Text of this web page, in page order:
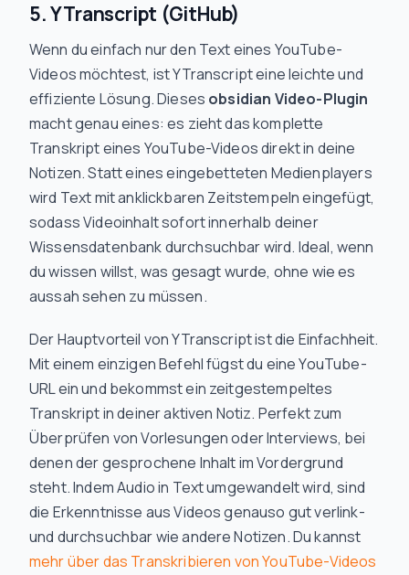
5. YTranscript (GitHub)
Wenn du einfach nur den Text eines YouTube-
Videos möchtest, ist YTranscript eine leichte und
effiziente Lösung. Dieses obsidian Video-Plugin
macht genau eines: es zieht das komplette
Transkript eines YouTube-Videos direkt in deine
Notizen. Statt eines eingebetteten Medienplayers
wird Text mit anklickbaren Zeitstempeln eingefügt,
sodass Videoinhalt sofort innerhalb deiner
Wissensdatenbank durchsuchbar wird. Ideal, wenn
du wissen willst, was gesagt wurde, ohne wie es
aussahsehen zu müssen.
Der Hauptvorteil von YTranscript ist die Einfachheit.
Mit einem einzigen Befehl fügst du eine YouTube-
URL ein und bekommst ein zeitgestempeltes
Transkript in deiner aktiven Notiz. Perfekt zum
Überprüfen von Vorlesungen oder Interviews, bei
denen der gesprochene Inhalt im Vordergrund
steht. Indem Audio in Text umgewandelt wird, sind
die Erkenntnisse aus Videos genauso gut verlink-
und durchsuchbar wie andere Notizen. Du kannst
mehr über das Transkribieren von YouTube-Videos